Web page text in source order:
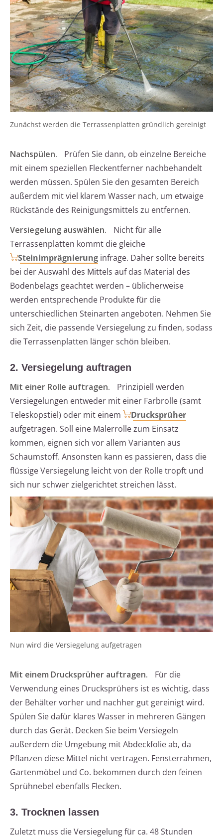
Zunächst werden die Terrassenplatten gründlich gereinigt
Nachspülen.
Prüfen Sie dann, ob einzelne Bereiche
mit einem speziellen Fleckentferner nachbehandelt
werden müssen. Spülen Sie den gesamten Bereich
außerdem mit viel klarem Wasser nach, um etwaige
Rückstände des Reinigungsmittels zu entfernen.
Versiegelung auswählen.
Nicht für alle
Terrassenplatten kommt die gleiche
Steinimprägnierung infrage. Daher sollte bereits
bei der Auswahl des Mittels auf das Material des
Bodenbelags geachtet werden – üblicherweise
werden entsprechende Produkte für die
unterschiedlichen Steinarten angeboten. Nehmen Sie
sich Zeit, die passende Versiegelung zu finden, sodass
die Terrassenplatten länger schön bleiben.
2. Versiegelung auftragen
Mit einer Rolle auftragen.
Prinzipiell werden
Versiegelungen entweder mit einer Farbrolle (samt
Teleskopstiel) oder mit einem
Drucksprüher
aufgetragen. Soll eine Malerrolle zum Einsatz
kommen, eignen sich vor allem Varianten aus
Schaumstoff. Ansonsten kann es passieren, dass die
flüssige Versiegelung leicht von der Rolle tropft und
sich nur schwer zielgerichtet streichen lässt.
Nun wird die Versiegelung aufgetragen
Mit einem Drucksprüher auftragen.
Für die
Verwendung eines Drucksprühers ist es wichtig, dass
der Behälter vorher und nachher gut gereinigt wird.
Spülen Sie dafür klares Wasser in mehreren Gängen
durch das Gerät. Decken Sie beim Versiegeln
außerdem die Umgebung mit Abdeckfolie ab, da
Pflanzen diese Mittel nicht vertragen. Fensterrahmen,
Gartenmöbel und Co. bekommen durch den feinen
Sprühnebel ebenfalls Flecken.
3. Trocknen lassen
Zuletzt muss die Versiegelung für ca. 48 Stunden